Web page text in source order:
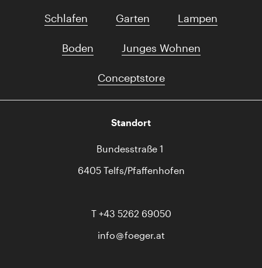
Schlafen Garten Lampen
Boden Junges Wohnen
Conceptstore
Standort
Bundesstraße 1
6405 Telfs/Pfaffenhofen
T +43 5262 69050
info
foeger.at